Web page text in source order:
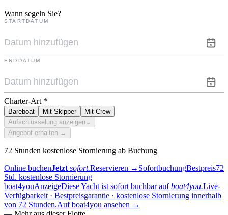
Wann segeln Sie?
STARTDATUM
ENDDATUM
Charter-Art *
Bareboat Mit Skipper
Mit Crew
Aufschlüsselung anzeigen ⌄
Angebot erhalten →
72 Stunden kostenlose Stornierung ab Buchung
Online buchenJetzt sofort.Reservieren → SofortbuchungBestpreis72
Std. kostenlose Stornierung
boat4youAnzeigeDiese Yacht ist sofort buchbar auf boat4you.Live-
Verfügbarkeit · Bestpreisgarantie · kostenlose Stornierung innerhalb
von 72 Stunden.Auf boat4you ansehen →